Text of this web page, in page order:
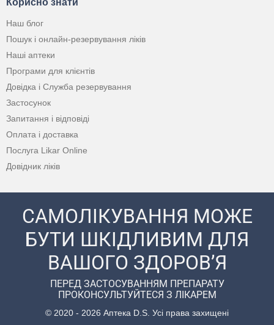
Корисно знати
Наш блог
Пошук і онлайн-резервування ліків
Наші аптеки
Програми для клієнтів
Довідка і Служба резервування
Застосунок
Запитання і відповіді
Оплата і доставка
Послуга Likar Online
Довідник ліків
САМОЛІКУВАННЯ МОЖЕ
БУТИ ШКІДЛИВИМ ДЛЯ
ВАШОГО ЗДОРОВ’Я
ПЕРЕД ЗАСТОСУВАННЯМ ПРЕПАРАТУ
ПРОКОНСУЛЬТУЙТЕСЯ З ЛІКАРЕМ
© 2020 - 2026 Аптека D.S. Усі права захищені